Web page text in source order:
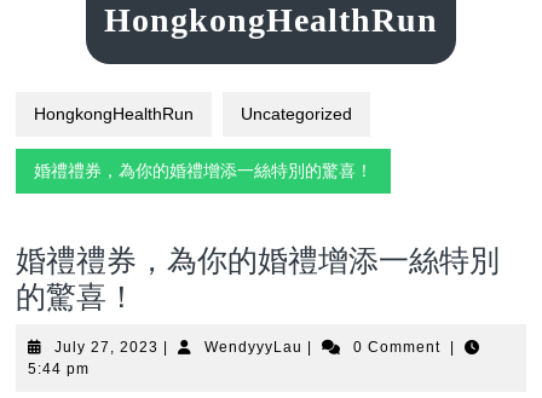
HongkongHealthRun
HongkongHealthRun Uncategorized
婚禮禮券，為你的婚禮增添一絲特別的驚喜！
婚禮禮券，為你的婚禮增添一絲特別
的驚喜！
July 27, 2023 July
WendyyyLau WendyyyLau
0 Comment
5:44 pm